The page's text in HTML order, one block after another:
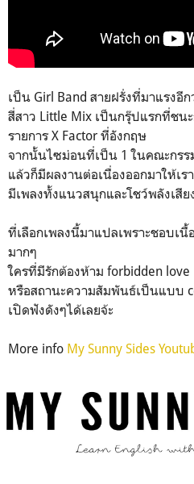
เป็น Girl Band สายฝรั่งที่มาแรงอีก
สี่สาว Little Mix เป็นกรุ๊ปแรกที่ชนะ
รายการ X Factor ที่อังกฤษ
จากนั้นไซม่อนที่เป็น 1 ในคณะกรร
แล้วก็มีผลงานต่อเนื่องออกมาให้เร
มีเพลงทั้งแนวสนุกและโชว์พลังเสีย
ที่เลือกเพลงนี้มาแปลเพราะชอบเ
มากๆ
ใครที่มีรักต้องห้าม forbidden love
หรือสถานะความสัมพันธ์เป็นแบบ
เปิดฟังดังๆได้เลยจ้ะ
More info My Sunny Sides